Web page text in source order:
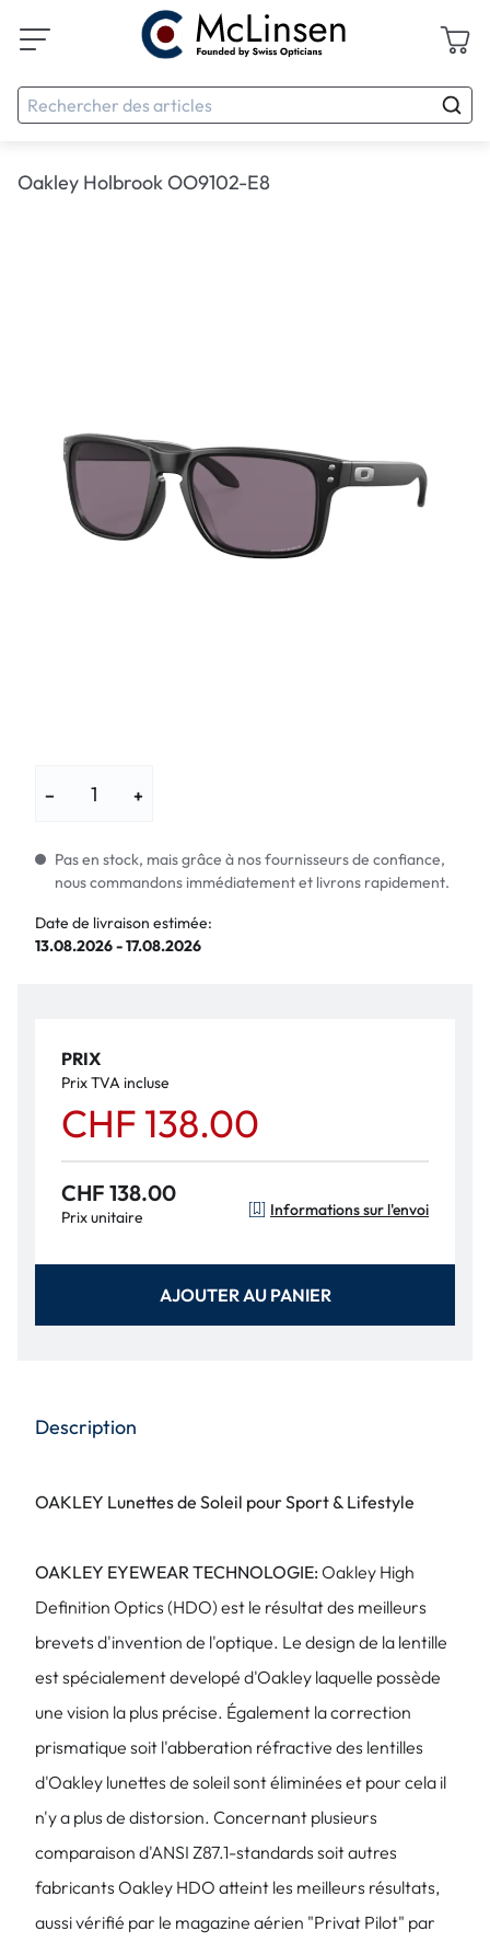
Oakley Holbrook OO9102-E8
− +
Pas en stock, mais grâce à nos fournisseurs de confiance,
nous commandons immédiatement et livrons rapidement.
Date de livraison estimée:
13.08.2026 - 17.08.2026
PRIX
Prix TVA incluse
CHF 138.00
CHF 138.00
Prix unitaire Informations sur l'envoi
AJOUTER AU PANIER
Description
OAKLEY Lunettes de Soleil pour Sport & Lifestyle
OAKLEY EYEWEAR TECHNOLOGIE: Oakley High
Definition Optics (HDO) est le résultat des meilleurs
brevets d'invention de l'optique. Le design de la lentille
est spécialement developé d'Oakley laquelle possède
une vision la plus précise. Également la correction
prismatique soit l'abberation réfractive des lentilles
d'Oakley lunettes de soleil sont éliminées et pour cela il
n'y a plus de distorsion. Concernant plusieurs
comparaison d'ANSI Z87.1-standards soit autres
fabricants Oakley HDO atteint les meilleurs résultats,
aussi vérifié par le magazine aérien "Privat Pilot" par